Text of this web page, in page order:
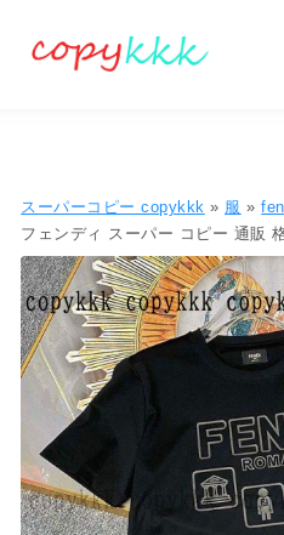
スーパーコピー copykkk » 服 »
フェンディ スーパー コピー 通販